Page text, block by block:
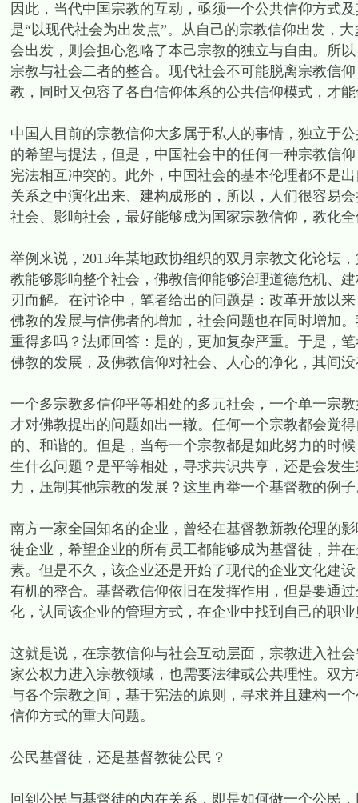
因此，当代中国宗教的互动，亟须一个公共信仰方式
是“以现代社会为出发点”。从自己的宗教信仰出发，
会出发，则会担心忽略了本己宗教的独立与自由。所
宗教与社会二者的整合。现代社会不可能脱离宗教信
教，同时又包容了各自信仰体系的公共信仰模式，才
中国人目前的宗教信仰大多属于私人的事情，独立于
的希望与提法，但是，中国社会中的任何一种宗教信
宪法相互冲突的。此外，中国社会的基本伦理都不是
关系之中演化出来、建构成形的，所以，人们很容易
社会、影响社会，最好能够成为国家宗教信仰，教化
举例来说，2013年某地政协组织的双月宗教文化论坛
教能够影响整个社会，佛教信仰能够治理道德危机、
刃而解。在讨论中，笔者给出的问题是：改革开放以
佛教的发展与信佛者的增加，社会问题也在同时增加
重得多吗？法师回答：是的，更加复杂严重。于是，
佛教的发展，及佛教信仰对社会、人心的净化，其间
一个多宗教多信仰平等相处的多元社会，一个单一宗
才对佛教提出的问题如出一辙。任何一个宗教都会觉
的、和谐的。但是，当每一个宗教都是如此努力的时
生什么问题？是平等相处，寻求共识共享，还是会发
力，压制其他宗教的发展？这里再举一个基督教的例
南方一家全国知名的企业，曾经在基督教新教伦理的
徒企业，希望企业的所有员工都能够成为基督徒，并
素。但是不久，该企业还是开始了现代的企业文化建
有机的整合。基督教信仰依旧在发挥作用，但是要通
化，认同该企业的管理方式，在企业中找到自己的职
这就是说，在宗教信仰与社会互动层面，宗教进入社
家公权力进入宗教领域，也需要法律或公共理性。双
与各个宗教之间，基于宪法的原则，寻求并且建构一
信仰方式的重大问题。
公民基督徒，还是基督教徒公民？
回到公民与基督徒的内在关系，即是如何做一个公民